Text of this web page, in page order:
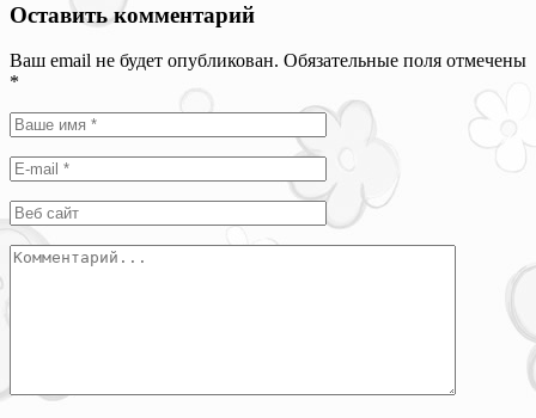
Оставить комментарий
Ваш email не будет опубликован. Обязательные поля отмечены
*